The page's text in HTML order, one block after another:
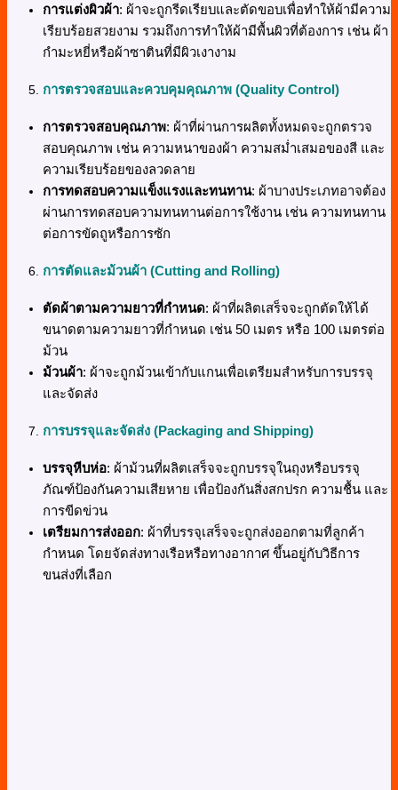
การแต่งผิวผ้า: ผ้าจะถูกรีดเรียบและตัดขอบเพื่อทำให้ผ้ามีความ
เรียบร้อยสวยงาม รวมถึงการทำให้ผ้ามีพื้นผิวที่ต้องการ เช่น ผ้า
กำมะหยี่หรือผ้าซาตินที่มีผิวเงางาม
การตรวจสอบและควบคุมคุณภาพ (Quality Control)
การตรวจสอบคุณภาพ: ผ้าที่ผ่านการผลิตทั้งหมดจะถูกตรวจ
สอบคุณภาพ เช่น ความหนาของผ้า ความสม่ำเสมอของสี และ
ความเรียบร้อยของลวดลาย
การทดสอบความแข็งแรงและทนทาน: ผ้าบางประเภทอาจต้อง
ผ่านการทดสอบความทนทานต่อการใช้งาน เช่น ความทนทาน
ต่อการขัดถูหรือการซัก
การตัดและม้วนผ้า (Cutting and Rolling)
ตัดผ้าตามความยาวที่กำหนด: ผ้าที่ผลิตเสร็จจะถูกตัดให้ได้
ขนาดตามความยาวที่กำหนด เช่น 50 เมตร หรือ 100 เมตรต่อ
ม้วน
ม้วนผ้า: ผ้าจะถูกม้วนเข้ากับแกนเพื่อเตรียมสำหรับการบรรจุ
และจัดส่ง
การบรรจุและจัดส่ง (Packaging and Shipping)
บรรจุหีบห่อ: ผ้าม้วนที่ผลิตเสร็จจะถูกบรรจุในถุงหรือบรรจุ
ภัณฑ์ป้องกันความเสียหาย เพื่อป้องกันสิ่งสกปรก ความชื้น และ
การขีดข่วน
เตรียมการส่งออก: ผ้าที่บรรจุเสร็จจะถูกส่งออกตามที่ลูกค้า
กำหนด โดยจัดส่งทางเรือหรือทางอากาศ ขึ้นอยู่กับวิธีการ
ขนส่งที่เลือก